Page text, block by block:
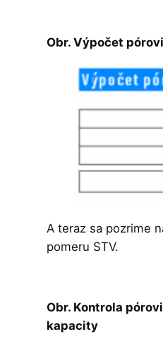
Obr. Výpočet
A teraz sa pozrime
pomeru STV.
Obr. Kontrola
kapacity